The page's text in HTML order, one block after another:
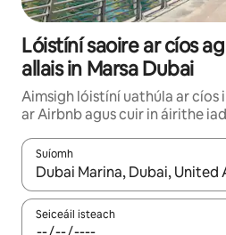
Lóistíní saoire ar cíos
allais in Marsa Dubai
Aimsigh lóistíní uathúla ar cíos
ar Airbnb agus cuir in áirithe iad
Suíomh
Nuair a bheidh torthaí ar fáil,
Seiceáil isteach